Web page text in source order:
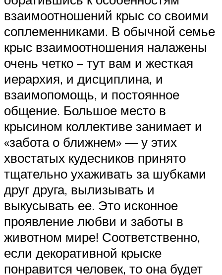
взаимоотношений крыс со своими
соплеменниками. В обычной семье
крыс взаимоотношения налажены
очень четко – тут вам и жесткая
иерархия, и дисциплина, и
взаимопомощь, и постоянное
общение. Большое место в
крысином коллективе занимает и
«забота о ближнем» — у этих
хвостатых кудесников принято
тщательно ухаживать за шубками
друг друга, вылизывать и
выкусывать ее. Это исконное
проявление любви и заботы в
животном мире! Соответственно,
если декоративной крыске
понравится человек, то она будет